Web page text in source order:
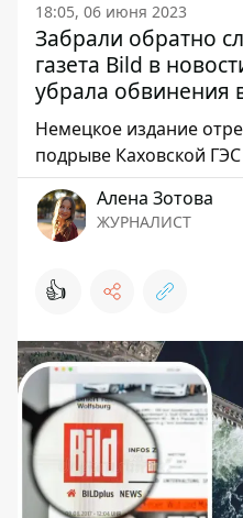
18:05, 06 июня 2023
Забрали обратно
газета Bild в
убрала обвинения
Немецкое издание
подрыве Каховской ГЭС
Алена Зотова
ЖУРНАЛИСТ
👍